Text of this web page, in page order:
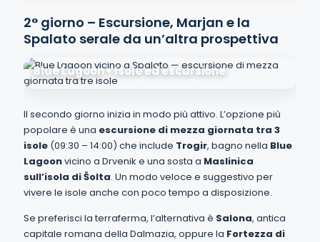
2° giorno – Escursione, Marjan e la
Spalato serale da un’altra prospettiva
Blue Lagoon • Isole ed escursione
Il secondo giorno inizia in modo più attivo. L’opzione più
popolare è una escursione di mezza giornata tra 3
isole (09:30 – 14:00) che include Trogir, bagno nella Blue
Lagoonvicino a Drvenik e una sosta a Maslinica
sull’isola di Šolta. Un modo veloce e suggestivo per
vivere le isole anche con poco tempo a disposizione.
Se preferisci la terraferma, l’alternativa è Salona, antica
capitale romana della Dalmazia, oppure la Fortezza di